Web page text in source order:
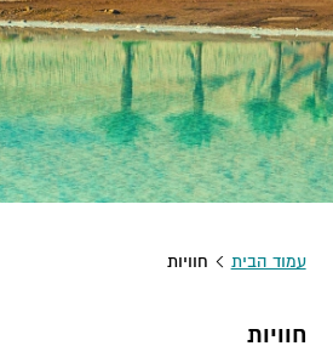
עמוד הבית חוויות
חוויות